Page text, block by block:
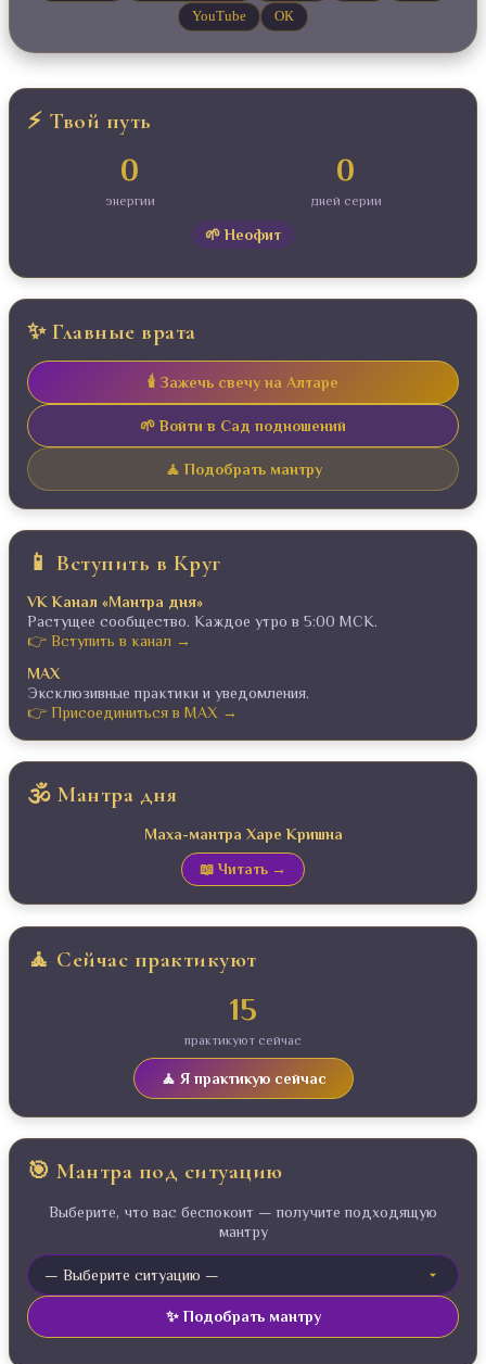
YouTube
ОК
⚡ Твой путь
0
энергии
0
дней серии
🌱 Неофит
✨ Главные врата
🕯️ Зажечь свечу на Алтаре
🌱 Войти в Сад подношений
🧘 Подобрать мантру
📱 Вступить в Круг
VK Канал «Мантра дня»
Растущее сообщество. Каждое утро в 5:00 МСК.
👉 Вступить в канал →
MAX
Эксклюзивные практики и уведомления.
👉 Присоединиться в MAX →
🕉️ Мантра дня
Маха-мантра Харе Кришна
📖 Читать →
🧘 Сейчас практикуют
15
практикуют сейчас
🧘 Я практикую сейчас
🎯 Мантра под ситуацию
Выберите, что вас беспокоит — получите подходящую
мантру
✨ Подобрать мантру